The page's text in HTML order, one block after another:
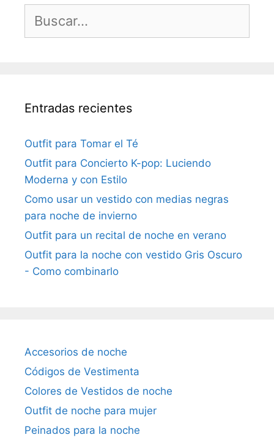
Entradas recientes
Outfit para Tomar el Té
Outfit para Concierto K-pop: Luciendo
Moderna y con Estilo
Como usar un vestido con medias negras
para noche de invierno
Outfit para un recital de noche en verano
Outfit para la noche con vestido Gris Oscuro
- Como combinarlo
Accesorios de noche
Códigos de Vestimenta
Colores de Vestidos de noche
Outfit de noche para mujer
Peinados para la noche